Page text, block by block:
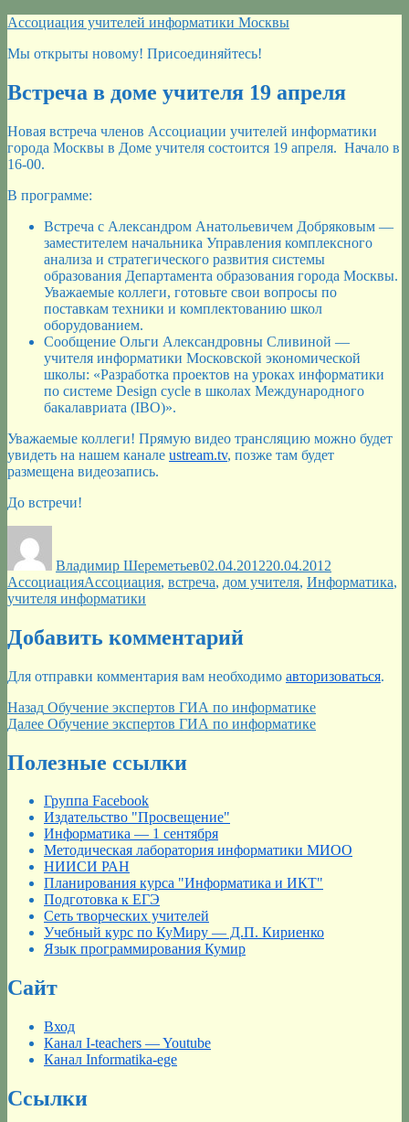
Перейти
содержимому
Ассоциация учителей информатики Москвы
Мы открыты новому! Присоединяйтесь!
Встреча в доме учителя 19 апреля
Новая встреча членов Ассоциации учителей информатики
города Москвы в Доме учителя состоится 19 апреля. Начало в
16-00.
В программе:
Встреча с Александром Анатольевичем Добряковым —
заместителем начальника Управления комплексного
анализа и стратегического развития системы
образования Департамента образования города Москвы.
Уважаемые коллеги, готовьте свои вопросы по
поставкам техники и комплектованию школ
оборудованием.
Сообщение Ольги Александровны Сливиной —
учителя информатики Московской экономической
школы: «Разработка проектов на уроках информатики
по системе Design cycle в школах Международного
бакалавриата (IBO)».
Уважаемые коллеги! Прямую видео трансляцию можно будет
увидеть на нашем канале ustream.tv, позже там будет
размещена видеозапись.
До встречи!
Владимир Шереметьев02.04.201220.04.2012
АссоциацияМетки
Ассоциация, встреча, дом учителя, Информатика,
учителя информатики
Добавить комментарий
Для отправки комментария вам необходимо авторизоваться.
Навигация
по
записям
Назад Предыдущая
запись:
Обучение экспертов ГИА по информатике
Далее Следующая
Обучение экспертов ГИА по информатике
Полезные ссылки
Группа Facebook
Издательство "Просвещение"
Информатика — 1 сентября
Методическая лаборатория информатики МИОО
НИИСИ РАН
Планирования курса "Информатика и ИКТ"
Подготовка к ЕГЭ
Сеть творческих учителей
Учебный курс по КуМиру — Д.П. Кириенко
Язык программирования Кумир
Сайт
Вход
Канал I-teachers — Youtube
Канал Informatika-ege
Ссылки